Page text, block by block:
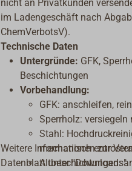
nicht an Privatkunden
im Ladengeschäft nach
ChemVerbotsV).
Technische Daten
Untergründe: GFK,
Beschichtungen
Vorbehandlung:
GFK: anschleifen,
Sperrholz:
Stahl:
mechanisch
Altbeschichtungen:
Weitere Informationen zur
Datenblatt unter "Downloads".